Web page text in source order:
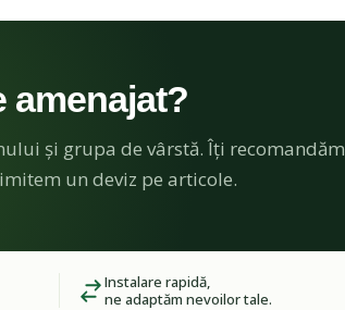
amenajat?
și grupa de vârstă. Îți recomandăm
un deviz pe articole.
Instalare rapidă,
ne adaptăm nevoilor tale.